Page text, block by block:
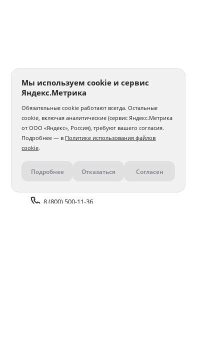
Контакты
8 (800) 500-11-36
Мы используем cookie и сервис
Яндекс.Метрика
Обязательные cookie работают всегда. Остальные
cookie, включая аналитические (сервис Яндекс.Метрика
от ООО «Яндекс», Россия), требуют вашего согласия.
Подробнее — в Политике использования файлов
cookie.
Подробнее Отказаться Согласен